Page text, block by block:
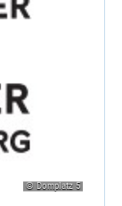
© Domplatz 5